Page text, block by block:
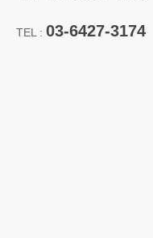
TEL : 03-6427-3174